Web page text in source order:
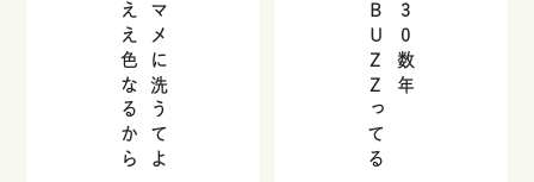
マメに洗うてよ
ええ色なるから
30
数年
BUZZ
ってる